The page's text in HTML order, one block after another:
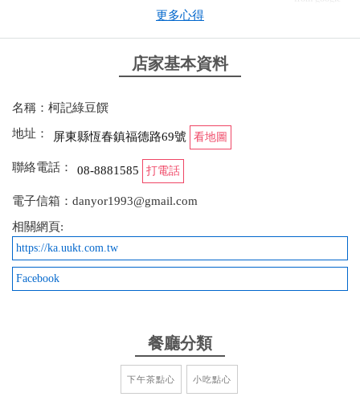
好久沒吃綠豆蒜了 天冷冷還是要吃冰的 點的是冰綜
合 好好吃
2026-02-06 15:10:17
（綜合冰）吧！跟“綠豆蒜”沒啥關係。 還是說，原味
的，或是熱的，才是正統綠豆蒜可味呢？ 還是車城福
安宮的綠豆蒜好吃；但是這也不錯啦！
2026-02-06 14:51:04
清爽的味道，吃不膩又解渴，冬天來吃一點都不違
更多心得
店家基本資料
名稱：柯記綠豆饌
地址：
屏東縣恆春鎮福德路69號 看地圖
聯絡電話： 08-8881585 打電話
電子信箱：danyor1993@gmail.com
相關網頁:
https://ka.uukt.com.tw
Facebook
餐廳分類
下午茶點心 小吃點心